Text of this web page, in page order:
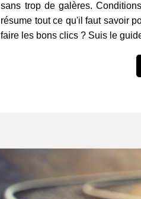
sans trop de galères.
résume tout ce qu'il faut savoir
faire les bons clics ? Suis le